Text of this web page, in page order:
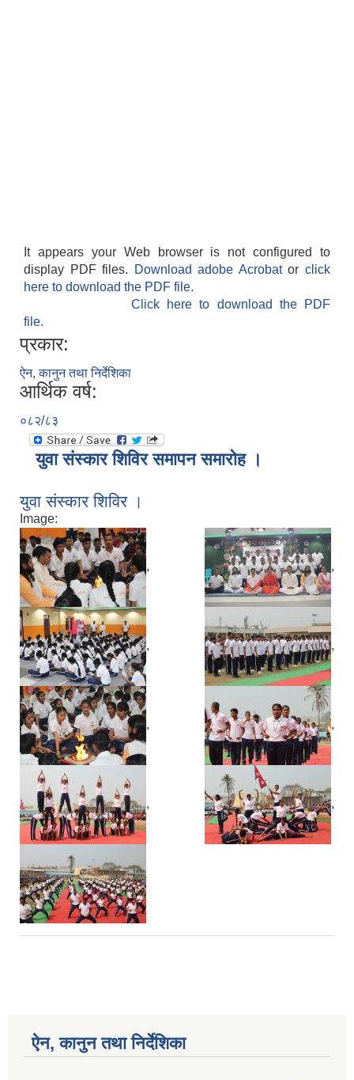
It appears your Web browser is not configured to
display PDF files.
Download adobe Acrobatorclick
here to download the PDF file.
Click here to download the PDF
file.
प्रकार:
ऐन, कानुन तथा निर्देशिका
आर्थिक वर्ष:
०८२/८३
युवा संस्कार शिविर समापन समारोह ।
युवा संस्कार शिविर ।
Image:
, ,
, ,
, ,
, ,
ऐन, कानुन तथा निर्देशिका